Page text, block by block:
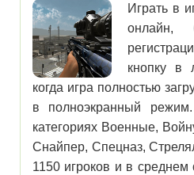
Играть в
онлайн,
кнопку в
когда игра полностью
в полноэкранный
категориях Военные,
Снайпер, Спецназ,
1150 игроков и в